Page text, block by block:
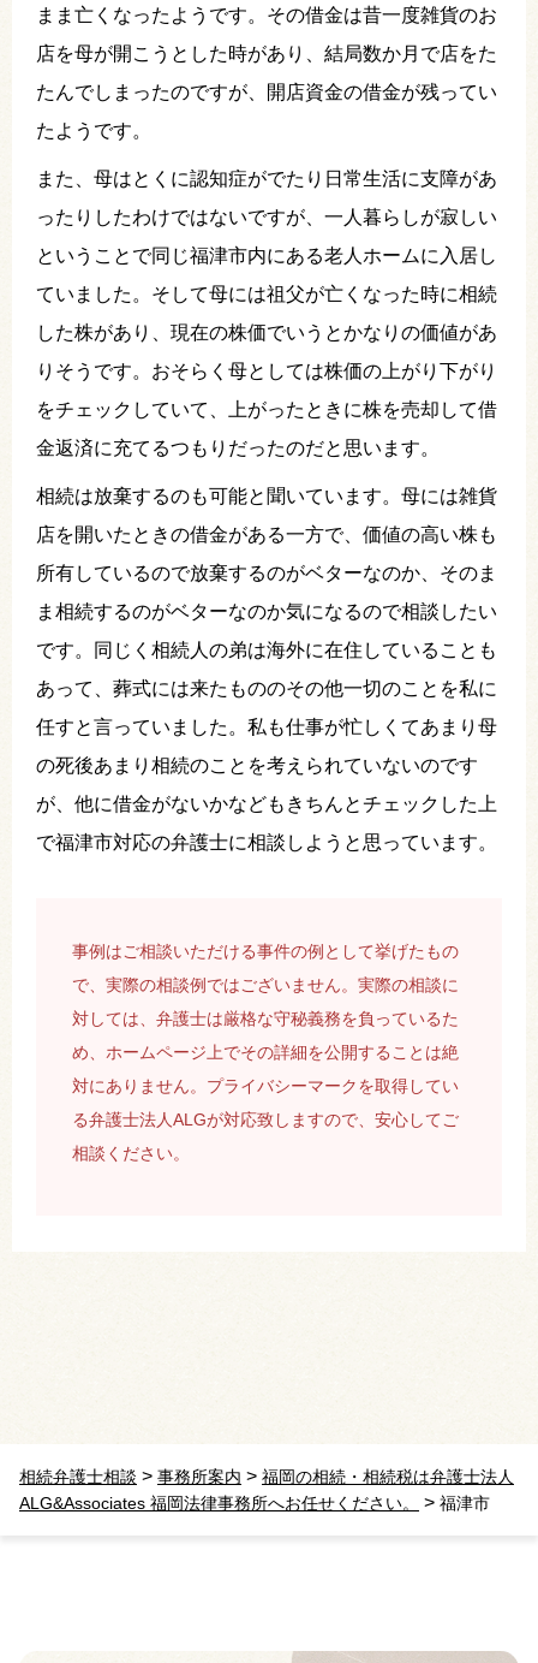
まま亡くなったようです。その借金は昔一度雑貨のお
店を母が開こうとした時があり、結局数か月で店をた
たんでしまったのですが、開店資金の借金が残ってい
たようです。
また、母はとくに認知症がでたり日常生活に支障があ
ったりしたわけではないですが、一人暮らしが寂しい
ということで同じ福津市内にある老人ホームに入居し
ていました。そして母には祖父が亡くなった時に相続
した株があり、現在の株価でいうとかなりの価値があ
りそうです。おそらく母としては株価の上がり下がり
をチェックしていて、上がったときに株を売却して借
金返済に充てるつもりだったのだと思います。
相続は放棄するのも可能と聞いています。母には雑貨
店を開いたときの借金がある一方で、価値の高い株も
所有しているので放棄するのがベターなのか、そのま
ま相続するのがベターなのか気になるので相談したい
です。同じく相続人の弟は海外に在住していることも
あって、葬式には来たもののその他一切のことを私に
任すと言っていました。私も仕事が忙しくてあまり母
の死後あまり相続のことを考えられていないのです
が、他に借金がないかなどもきちんとチェックした上
で福津市対応の弁護士に相談しようと思っています。
事例はご相談いただける事件の例として挙げたもの
で、実際の相談例ではございません。実際の相談に
対しては、弁護士は厳格な守秘義務を負っているた
め、ホームページ上でその詳細を公開することは絶
対にありません。プライバシーマークを取得してい
る弁護士法人ALGが対応致しますので、安心してご
相談ください。
相続弁護士相談 > 事務所案内 > 福岡の相続・相続税は弁護士法人
ALG&Associates 福岡法律事務所へお任せください。
> 福津市